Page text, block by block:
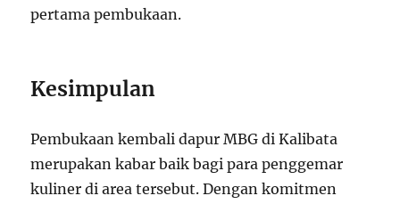
pertama pembukaan.
Kesimpulan
Pembukaan kembali dapur MBG di Kalibata
merupakan kabar baik bagi para penggemar
kuliner di area tersebut. Dengan komitmen